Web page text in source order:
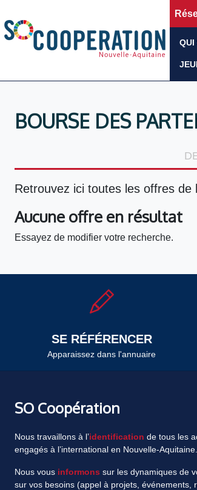
QUI
BOURSE DES
Retrouvez ici toutes les offres de
Aucune offre en résultat
Essayez de modifier votre recherche.
SE RÉFÉRENCER
Apparaissez dans l'annuaire
SO Coopération
Nous travaillons à l’identification de tous les
engagés à l’international en Nouvelle-Aquitaine.
Nous vous informons sur les dynamiques de
sur vos besoins (appel à projets, événements,